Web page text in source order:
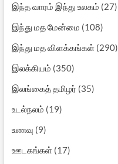
இந்த வாரம் இந்து உலகம் (27)
இந்து மத மேன்மை (108)
இந்து மத விளக்கங்கள்(290)
இலக்கியம் (350)
இலங்கைத் தமிழர் (35)
உடல்நலம் (19)
உணவு (9)
ஊடகங்கள்(17)